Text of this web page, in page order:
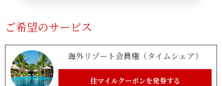
ご希望のサービス
海外リゾート会員権（タイムシェア）
住マイルクーポンを発券する